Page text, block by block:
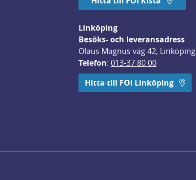
webbplats, öppnas i nytt fönster.
Linköping
Besöks- och leveransadress
Olaus Magnus väg 42, Linköping
Telefon: 013-37 80 00
Hitta till FOI Linköping